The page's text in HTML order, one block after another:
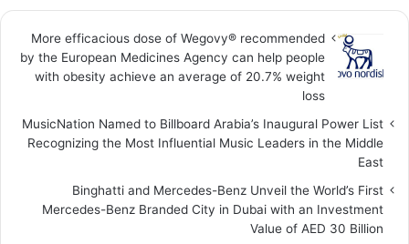
More efficacious dose of Wegovy®️ recommended
by the European Medicines Agency can help people
with obesity achieve an average of 20.7% weight
loss
MusicNation Named to Billboard Arabia’s Inaugural Power List
Recognizing the Most Influential Music Leaders in the Middle
East
Binghatti and Mercedes-Benz Unveil the World’s First
Mercedes-Benz Branded City in Dubai with an Investment
Value of AED 30 Billion